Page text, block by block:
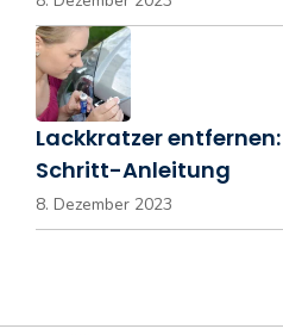
Lackkratzer
Schritt-Anleitung
8. Dezember 2023